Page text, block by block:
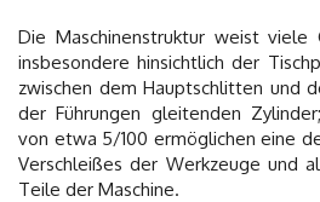
Die Maschinenstruktur weist viele
insbesondere hinsichtlich der
zwischen dem Hauptschlitten und
der Führungen gleitenden
von etwa 5/100 ermöglichen eine
Verschleißes der Werkzeuge und
Teile der Maschine.